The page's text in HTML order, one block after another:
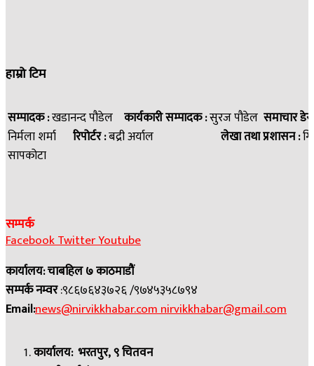
हाम्रो टिम
सम्पादक :खडानन्द पौडेल कार्यकारी सम्पादक :सुरज पौडेल समाचार
निर्मला शर्मा रिपोर्टर :बद्री अर्याल लेखा तथा प्रशासन :
सापकोटा
सम्पर्क
FacebookTwitterYoutube
कार्यालय: चाबहिल ७ काठमाडौं
सम्पर्क नम्वर:९८६७६४३७२६ /९७४५३५८७९४
Email:news@nirvikkhabar.comnirvikkhabar@gmail.com
कार्यालय: भरतपुर, ९ चितवन